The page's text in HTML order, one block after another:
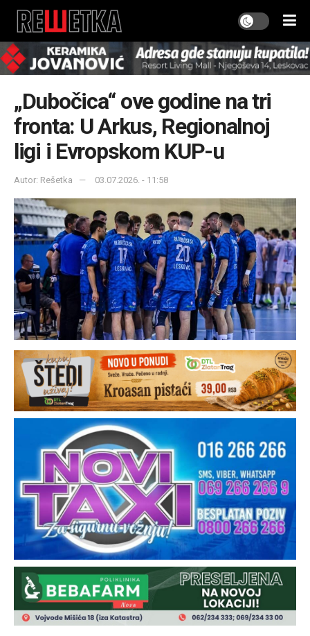
„Dubočica“ ove godine na tri
fronta: U Arkus, Regionalnoj
ligi i Evropskom KUP-u
Autor: Rešetka 03.07.2026. - 11:58